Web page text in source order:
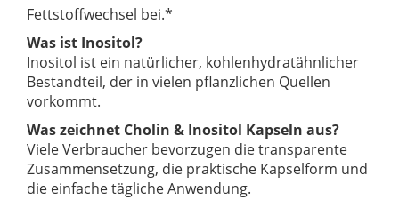
Fettstoffwechsel bei.*
Was ist Inositol?
Inositol ist ein natürlicher, kohlenhydratähnlicher
Bestandteil, der in vielen pflanzlichen Quellen
vorkommt.
Was zeichnet Cholin & Inositol Kapseln aus?
Viele Verbraucher bevorzugen die transparente
Zusammensetzung, die praktische Kapselform und
die einfache tägliche Anwendung.